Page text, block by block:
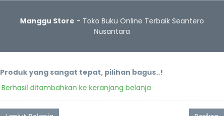
Manggu Store - Toko Buku Online Terbaik Seantero
Nusantara
Produk yang sangat tepat, pilihan bagus..!
Berhasil ditambahkan ke keranjang belanja